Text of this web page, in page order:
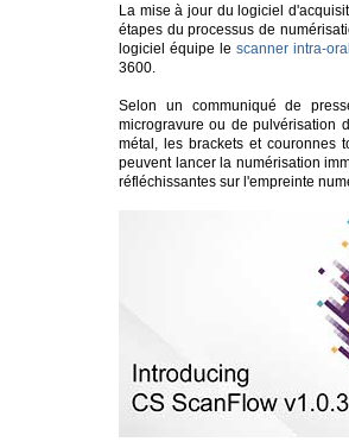
La mise à jour du logiciel
étapes du processus de
logiciel équipe le scanner intra-
3600.
Selon un communiqué de
microgravure ou de pulvérisation
métal, les brackets et couronnes
peuvent lancer la numérisation
réfléchissantes sur l'empreinte